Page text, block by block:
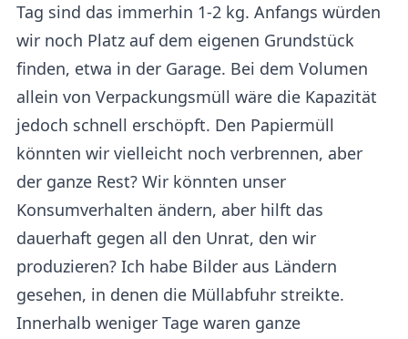
Tag sind das immerhin 1-2 kg. Anfangs würden
wir noch Platz auf dem eigenen Grundstück
finden, etwa in der Garage. Bei dem Volumen
allein von Verpackungsmüll wäre die Kapazität
jedoch schnell erschöpft. Den Papiermüll
könnten wir vielleicht noch verbrennen, aber
der ganze Rest? Wir könnten unser
Konsumverhalten ändern, aber hilft das
dauerhaft gegen all den Unrat, den wir
produzieren? Ich habe Bilder aus Ländern
gesehen, in denen die Müllabfuhr streikte.
Innerhalb weniger Tage waren ganze